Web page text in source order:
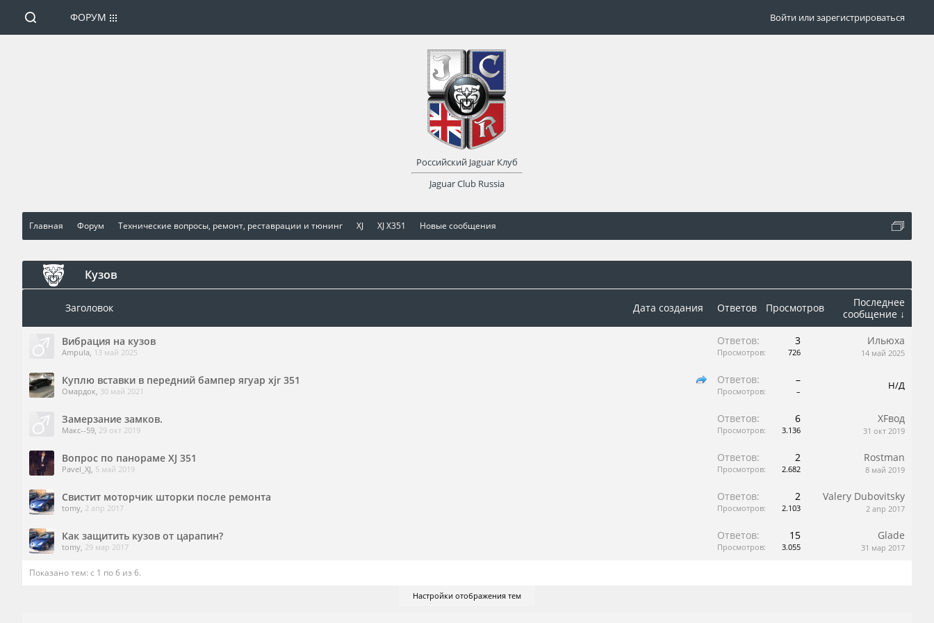
Главная Форум Технические вопросы, ремонт, реставрации и тюнинг XJ XJ X351 Новые сообщения
Кузов
Заголовок Дата создания Ответов Просмотров
Последнее
сообщение ↓
Вибрация на кузов
Ampula, 13 май 2025
Ответов: 3
Просмотров: 726
Ильюха
14 май 2025
Куплю вставки в передний бампер ягуар xjr 351
Омардок, 30 май 2021
Ответов: –
Просмотров: – Н/Д
Замерзание замков.
Макс--59, 29 окт 2019
Ответов: 6
Просмотров: 3.136
XFвод
31 окт 2019
Вопрос по панораме XJ 351
Pavel_XJ, 5 май 2019
Ответов: 2
Просмотров: 2.682
Rostman
8 май 2019
Свистит моторчик шторки после ремонта
tomy, 2 апр 2017
Ответов: 2
Просмотров: 2.103
Valery Dubovitsky
2 апр 2017
Как защитить кузов от царапин?
tomy, 29 мар 2017
Ответов: 15
Просмотров: 3.055
Glade
31 мар 2017
Показано тем: с 1 по 6 из 6.
Настройки отображения тем
ФОРУМ
Российский Jaguar Клуб
Jaguar Club Russia
Войти или зарегистрироваться